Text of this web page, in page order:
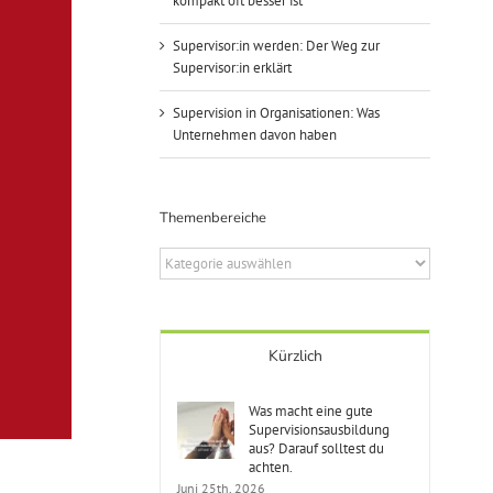
Supervisor:in werden: Der Weg zur
Supervisor:in erklärt
Supervision in Organisationen: Was
Unternehmen davon haben
Themenbereiche
Themenbereiche
Kürzlich
Was macht eine gute
Supervisionsausbildung
aus? Darauf solltest du
achten.
Juni 25th, 2026